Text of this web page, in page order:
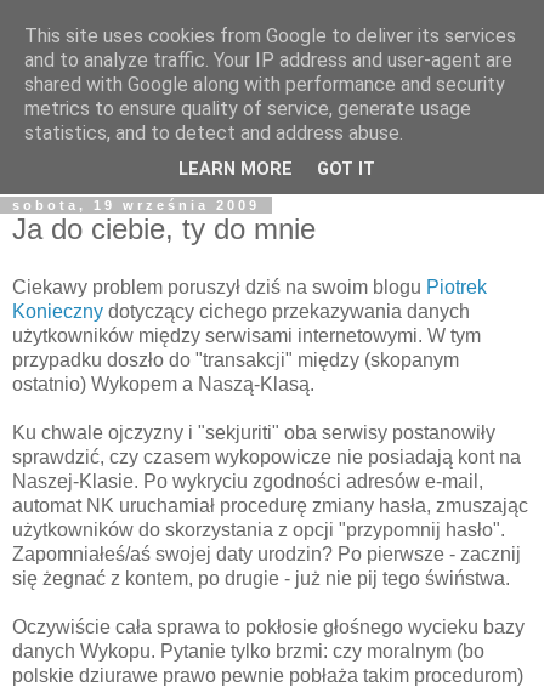
Tapioka Pana Goka
Blog należący do Goku122 - studenta Informatyki, fascynata
kultury japońskiej, fantastyki i wielu innych rzeczy.
sobota, 19 września 2009
Ja do ciebie, ty do mnie
Ciekawy problem poruszył dziś na swoim blogu Piotrek
Konieczny dotyczący cichego przekazywania danych
użytkowników między serwisami internetowymi. W tym
przypadku doszło do "transakcji" między (skopanym
ostatnio) Wykopem a Naszą-Klasą.
Ku chwale ojczyzny i "sekjuriti" oba serwisy postanowiły
sprawdzić, czy czasem wykopowicze nie posiadają kont na
Naszej-Klasie. Po wykryciu zgodności adresów e-mail,
automat NK uruchamiał procedurę zmiany hasła, zmuszając
użytkowników do skorzystania z opcji "przypomnij hasło".
Zapomniałeś/aś swojej daty urodzin? Po pierwsze - zacznij
się żegnać z kontem, po drugie - już nie pij tego świństwa.
Oczywiście cała sprawa to pokłosie głośnego wycieku bazy
danych Wykopu. Pytanie tylko brzmi: czy moralnym (bo
polskie dziurawe prawo pewnie pobłaża takim procedurom)
This site uses cookies from Google to deliver its services
and to analyze traffic. Your IP address and user-agent are
shared with Google along with performance and security
metrics to ensure quality of service, generate usage
statistics, and to detect and address abuse.
LEARN MORE GOT IT